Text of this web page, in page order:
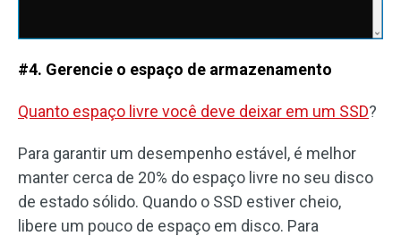
#4. Gerencie o espaço de armazenamento
Quanto espaço livre você deve deixar em um SSD?
Para garantir um desempenho estável, é melhor
manter cerca de 20% do espaço livre no seu disco
de estado sólido. Quando o SSD estiver cheio,
libere um pouco de espaço em disco. Para